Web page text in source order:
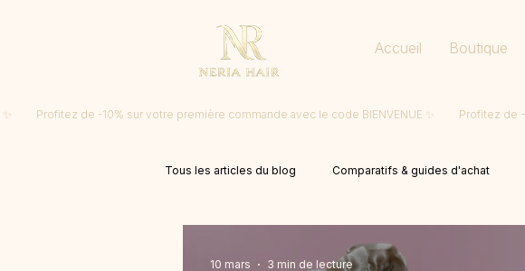
Accueil Boutique
✨         Profitez de -10% sur votre première commande avec le code BIENVENUE
Tous les articles du blog Comparatifs & guides d'achat
10 mars 3 min de lecture